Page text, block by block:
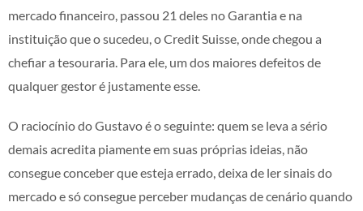
mercado financeiro, passou 21 deles no Garantia e na
instituição que o sucedeu, o Credit Suisse, onde chegou a
chefiar a tesouraria. Para ele, um dos maiores defeitos de
qualquer gestor é justamente esse.
O raciocínio do Gustavo é o seguinte: quem se leva a sério
demais acredita piamente em suas próprias ideias, não
consegue conceber que esteja errado, deixa de ler sinais do
mercado e só consegue perceber mudanças de cenário quando